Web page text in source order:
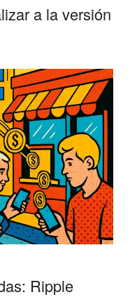
a la versión
Ripple